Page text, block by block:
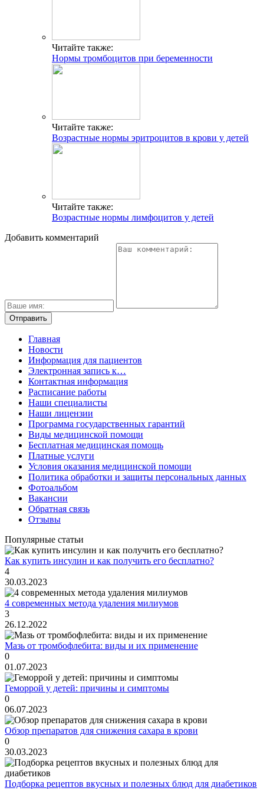
Читайте также:
Нормы тромбоцитов при беременности
Читайте также:
Возрастные нормы эритроцитов в крови у детей
Читайте также:
Возрастные нормы лимфоцитов у детей
Добавить комментарий
Главная
Новости
Информация для пациентов
Электронная запись к…
Контактная информация
Расписание работы
Наши специалисты
Наши лицензии
Программа государственных гарантий
Виды медицинской помощи
Бесплатная медицинская помощь
Платные услуги
Условия оказания медицинской помощи
Политика обработки и защиты персональных данных
Фотоальбом
Вакансии
Обратная связь
Отзывы
Популярные статьи
Как купить инсулин и как получить его бесплатно?
4
30.03.2023
4 современных метода удаления милиумов
3
26.12.2022
Мазь от тромбофлебита: виды и их применение
0
01.07.2023
Геморрой у детей: причины и симптомы
0
06.07.2023
Обзор препаратов для снижения сахара в крови
0
30.03.2023
Подборка рецептов вкусных и полезных блюд для диабетиков